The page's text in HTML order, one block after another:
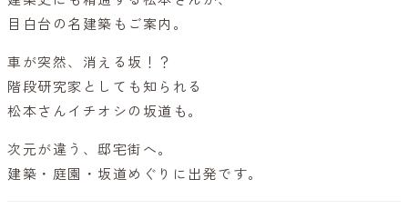
目白台の名建築もご案内。
車が突然、消える坂！？
階段研究家としても知られる
松本さんイチオシの坂道も。
次元が違う、邸宅街へ。
建築・庭園・坂道めぐりに出発です。